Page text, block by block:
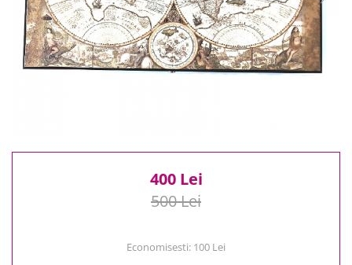
Cele mai votate
Cu video
Pret
400 Lei
500 Lei
Economisesti: 100 Lei